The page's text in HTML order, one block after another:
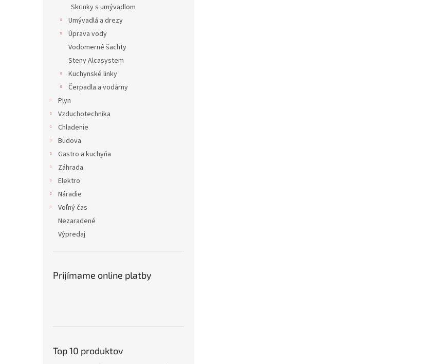
Skrinky s umývadlom
Umývadlá a drezy
Úprava vody
Vodomerné šachty
Steny Alcasystem
Kuchynské linky
Čerpadla a vodárny
Plyn
Vzduchotechnika
Chladenie
Budova
Gastro a kuchyňa
Záhrada
Elektro
Náradie
Voľný čas
Nezaradené
Výpredaj
Prijímame online platby
Top 10 produktov